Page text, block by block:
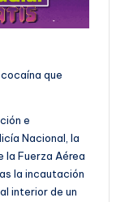
que
e
Nacional, la
la Fuerza Aérea
la incautación
interior de un